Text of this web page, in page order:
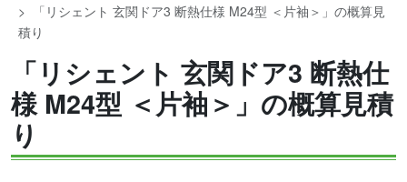
「リシェント 玄関ドア3 断熱仕様 M24型 ＜片袖＞」の概算見
積り
「リシェント 玄関ドア3 断熱仕
様 M24型 ＜片袖＞」の概算見積
り